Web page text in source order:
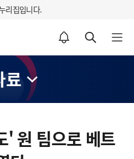
리집입니다.
알림설정 바로가기 검색 바로가기 메뉴 열기
료
' 원 팀으로 베트